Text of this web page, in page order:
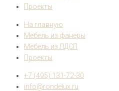
Проекты
На главную
Мебель из фанеры
Мебель из ЛДСП
Проекты
+7 (495) 131-72-30
info@rondelux.ru